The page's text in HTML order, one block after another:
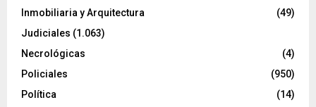
Inmobiliaria y Arquitectura
(49)
Judiciales (1.063)
Necrológicas
(4)
Policiales
(950)
Política
(14)